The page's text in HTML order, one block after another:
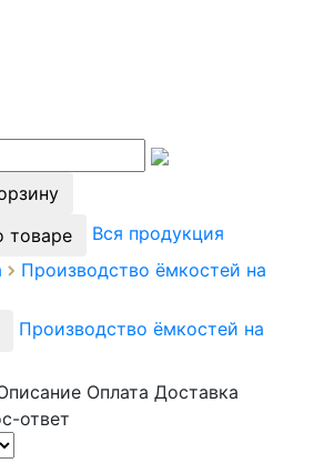
товаре
Вся продукция
Производство ёмкостей на
Производство ёмкостей на
Оплата Доставка
ответ